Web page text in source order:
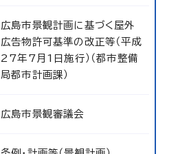
広島市景観計画に基づく屋外
広告物許可基準の改正等（平成
27年7月1日施行）（都市整備
局都市計画課）
広島市景観審議会